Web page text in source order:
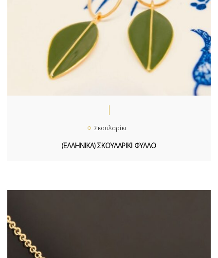
Σκουλαρίκι
(ΕΛΛΗΝΙΚΑ) ΣΚΟΥΛΑΡΙΚΙ ΦΥΛΛΟ